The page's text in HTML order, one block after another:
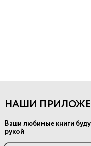
НАШИ
Ваши любимые книги
рукой